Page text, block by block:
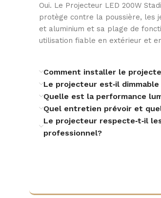
ENVIRONNEMENT
INSTALLATION DU
SUPPORT
Oui. Le Projecteur LED 200W
protège contre la poussière, les
et aluminium et sa plage de
utilisation fiable en extérieur et
Comment installer le
Le projecteur est‑il
Quelle est la performance
Quel entretien prévoir et
Le projecteur respecte‑t‑il
professionnel?